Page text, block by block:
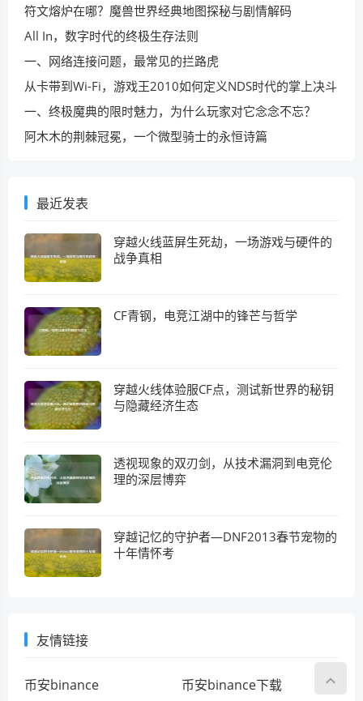
符文熔炉在哪？魔兽世界经典地图探秘与剧情解码
All In，数字时代的终极生存法则
一、网络连接问题，最常见的拦路虎
从卡带到Wi-Fi，游戏王2010如何定义NDS时代的掌上决斗
一、终极魔典的限时魅力，为什么玩家对它念念不忘？
阿木木的荆棘冠冕，一个微型骑士的永恒诗篇
最近发表
穿越火线蓝屏生死劫，一场游戏与硬件的
战争真相
CF青钢，电竞江湖中的锋芒与哲学
穿越火线体验服CF点，测试新世界的秘钥
与隐藏经济生态
透视现象的双刃剑，从技术漏洞到电竞伦
理的深层博弈
穿越记忆的守护者—DNF2013春节宠物的
十年情怀考
友情链接
币安binance 币安binance下载